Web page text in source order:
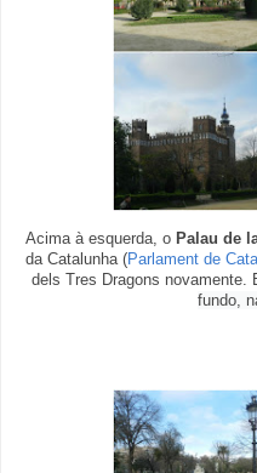
Acima à esquerda, o Palau de
da Catalunha (Parlament de
dels Tres Dragons novamente.
fundo,